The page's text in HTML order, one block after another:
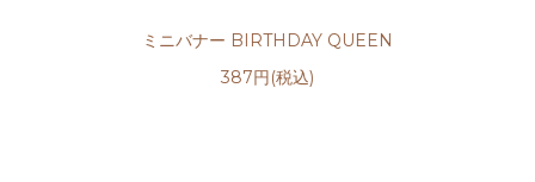
ミニバナー BIRTHDAY QUEEN
387円(税込)